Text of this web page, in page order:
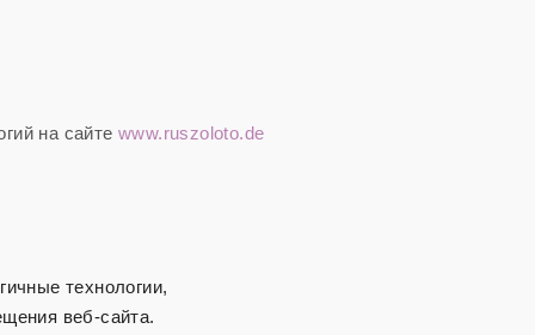
на сайте www.ruszoloto.de
технологии,
веб-сайта.